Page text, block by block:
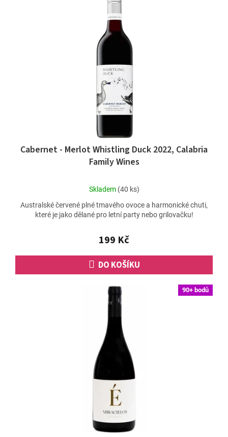
Cabernet - Merlot Whistling Duck 2022, Calabria
Family Wines
Průměrné
produktu
je
z
5
hvězdiček.
Skladem (40 ks)
199 Kč
DO KOŠÍKU
Australské červené plné tmavého ovoce a harmonické chuti,
které je jako dělané pro letní party nebo grilovačku!
90+ bodů